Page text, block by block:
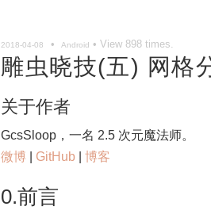
2018-04-08 • Android • View 898 times.
雕虫晓技(五) 网格
关于作者
GcsSloop，一名 2.5 次元魔法师。
微博
GitHub |博客
0.前言